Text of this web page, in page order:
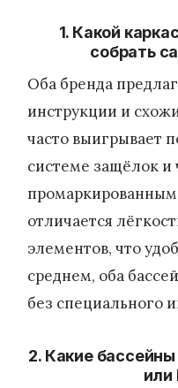
1. Какой
собрать
Оба бренда
инструкции и
часто выигрывает
системе защёлок и
отличается
элементов, что
среднем, оба
без специального
2. Какие
или